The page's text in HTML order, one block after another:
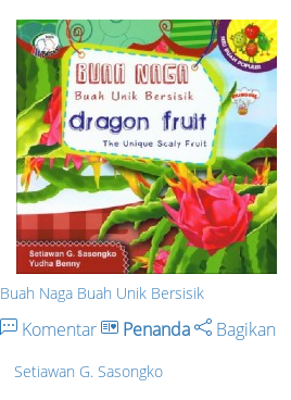
Buah Naga Buah Unik Bersisik
Komentar Penanda Bagikan
Setiawan G. Sasongko